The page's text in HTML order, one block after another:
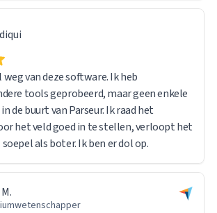
van deze software. Ik heb
tools geprobeerd, maar geen enkele
de buurt van Parseur. Ik raad het
het veld goed in te stellen, verloopt het
als boter. Ik ben er dol op.